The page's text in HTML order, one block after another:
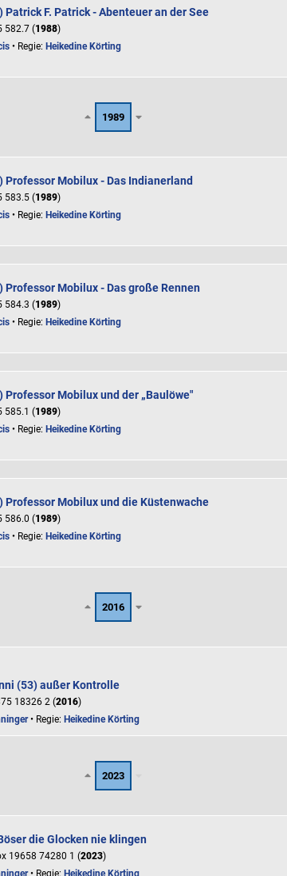
Patrick F. Patrick - Abenteuer an der See
582.7 (1988)
• Regie: Heikedine Körting
1989
Professor Mobilux - Das Indianerland
583.5 (1989)
• Regie: Heikedine Körting
Professor Mobilux - Das große Rennen
584.3 (1989)
• Regie: Heikedine Körting
Professor Mobilux und der „Baulöwe"
585.1 (1989)
• Regie: Heikedine Körting
Professor Mobilux und die Küstenwache
586.0 (1989)
• Regie: Heikedine Körting
2016
(53) außer Kontrolle
18326 2 (2016)
• Regie: Heikedine Körting
2023
die Glocken nie klingen
19658 74280 1 (2023)